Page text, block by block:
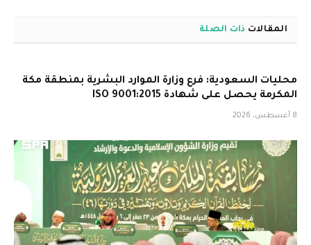
المقالات ذات الصلة
محليات السعودية: فرع وزارة الموارد البشرية بمنطقة مكة
المكرمة يحصل على شهادة ISO 9001:2015
8 أغسطس، 2026